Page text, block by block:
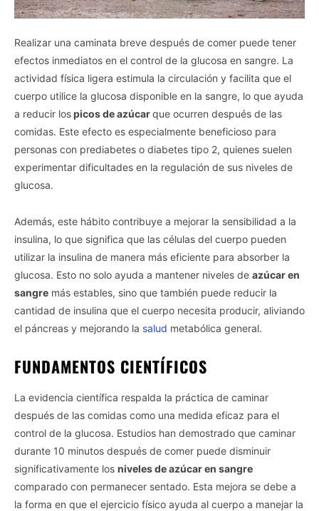
Realizar una caminata breve después de comer puede tener
efectos inmediatos en el control de la glucosa en sangre. La
actividad física ligera estimula la circulación y facilita que el
cuerpo utilice la glucosa disponible en la sangre, lo que ayuda
a reducir lospicos de azúcarque ocurren después de las
comidas. Este efecto es especialmente beneficioso para
personas con prediabetes o diabetes tipo 2, quienes suelen
experimentar dificultades en la regulación de sus niveles de
glucosa.
Además, este hábito contribuye a mejorar la sensibilidad a la
insulina, lo que significa que las células del cuerpo pueden
utilizar la insulina de manera más eficiente para absorber la
glucosa. Esto no solo ayuda a mantener niveles de azúcar en
sangre más estables, sino que también puede reducir la
cantidad de insulina que el cuerpo necesita producir, aliviando
el páncreas y mejorando la salud metabólica general.
FUNDAMENTOS CIENTÍFICOS
La evidencia científica respalda la práctica de caminar
después de las comidas como una medida eficaz para el
control de la glucosa. Estudios han demostrado que caminar
durante 10 minutos después de comer puede disminuir
significativamente los niveles de azúcar en sangre
comparado con permanecer sentado. Esta mejora se debe a
la forma en que el ejercicio físico ayuda al cuerpo a manejar la